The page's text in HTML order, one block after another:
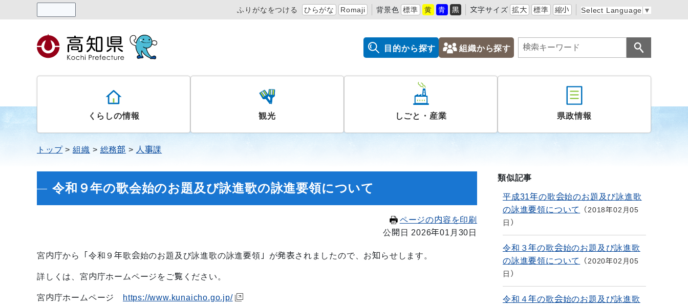
ふりがなをつける ひらがな Romaji 背景色 標準 黄 青 黒 文字サイズ 拡大 標準 縮小 Select Language ▼
目的から探す 組織から探す
くらしの情報 観光 しごと・産業 県政情報
トップ 組織 総務部 人事課
令和９年の歌会始のお題及び詠進歌の詠進要領について
ページの内容を印刷
公開日 2026年01月30日
宮内庁から「令和９年歌会始のお題及び詠進歌の詠進要領」が発表されましたので、お知らせします。
詳しくは、宮内庁ホームページをご覧ください。
宮内庁ホームページ https://www.kunaicho.go.jp/
類似記事
平成31年の歌会始のお題及び詠進歌
の詠進要領について
2018年02月05
日
令和３年の歌会始のお題及び詠進歌
の詠進要領について
2020年02月05
日
令和４年の歌会始のお題及び詠進歌